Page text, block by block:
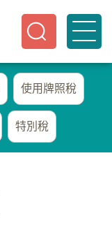
使用牌照稅
特別稅